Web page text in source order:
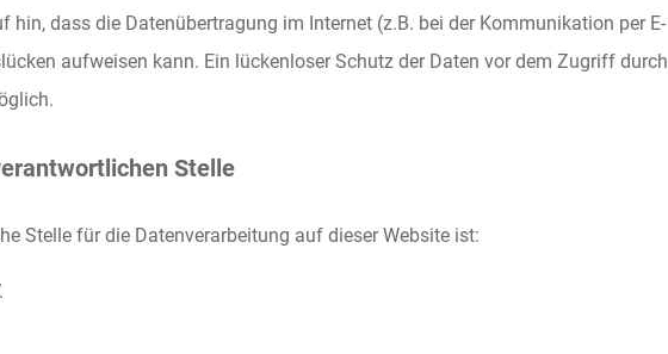
hin, dass die Datenübertragung im Internet (z.B. bei der Kommunikation per E-
aufweisen kann. Ein lückenloser Schutz der Daten vor dem Zugriff durch
Stelle
Stelle für die Datenverarbeitung auf dieser Website ist: